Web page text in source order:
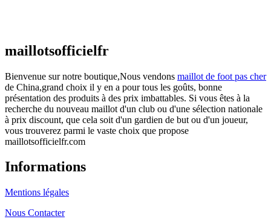
maillotsofficielfr
Bienvenue sur notre boutique,Nous vendons maillot de foot pas cher
de China,grand choix il y en a pour tous les goûts, bonne
présentation des produits à des prix imbattables. Si vous êtes à la
recherche du nouveau maillot d'un club ou d'une sélection nationale
à prix discount, que cela soit d'un gardien de but ou d'un joueur,
vous trouverez parmi le vaste choix que propose
maillotsofficielfr.com
Informations
Mentions légales
Nous Contacter